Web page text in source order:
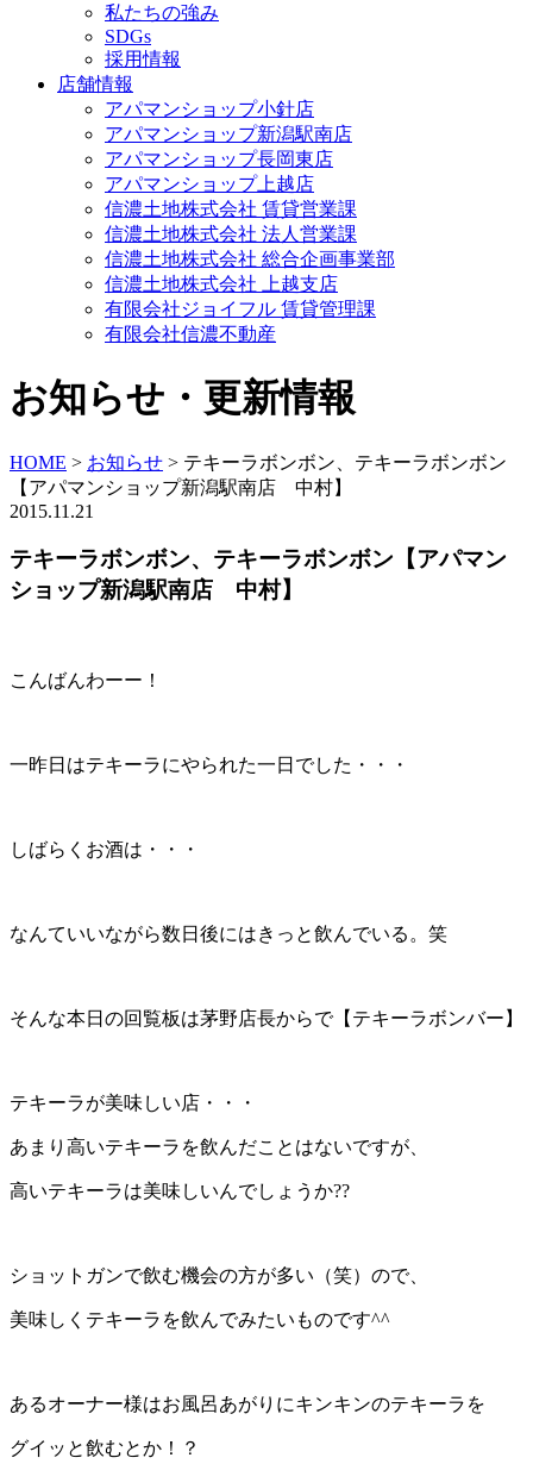
私たちの強み
SDGs
採用情報
店舗情報
アパマンショップ小針店
アパマンショップ新潟駅南店
アパマンショップ長岡東店
アパマンショップ上越店
信濃土地株式会社 賃貸営業課
信濃土地株式会社 法人営業課
信濃土地株式会社 総合企画事業部
信濃土地株式会社 上越支店
有限会社ジョイフル 賃貸管理課
有限会社信濃不動産
お知らせ・更新情報
HOME > お知らせ > テキーラボンボン、テキーラボンボン
【アパマンショップ新潟駅南店 中村】
2015.11.21
テキーラボンボン、テキーラボンボン【アパマン
ショップ新潟駅南店 中村】
こんばんわーー！
一昨日はテキーラにやられた一日でした・・・
しばらくお酒は・・・
なんていいながら数日後にはきっと飲んでいる。笑
そんな本日の回覧板は茅野店長からで【テキーラボンバー】
テキーラが美味しい店・・・
あまり高いテキーラを飲んだことはないですが、
高いテキーラは美味しいんでしょうか??
ショットガンで飲む機会の方が多い（笑）ので、
美味しくテキーラを飲んでみたいものです^^
あるオーナー様はお風呂あがりにキンキンのテキーラを
グイッと飲むとか！？